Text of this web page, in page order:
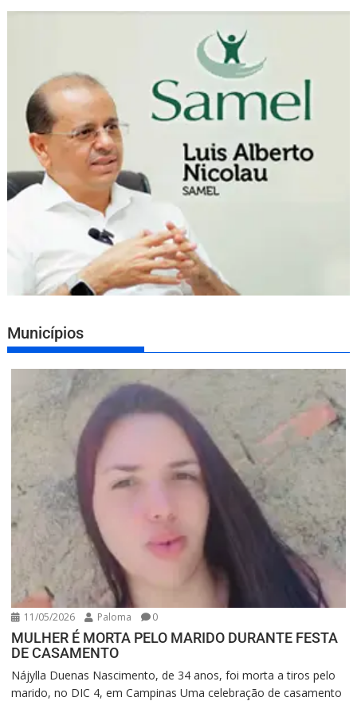
Municípios
11/05/2026 Paloma 0
MULHER É MORTA PELO MARIDO DURANTE FESTA
DE CASAMENTO
Nájylla Duenas Nascimento, de 34 anos, foi morta a tiros pelo
marido, no DIC 4, em Campinas Uma celebração de casamento